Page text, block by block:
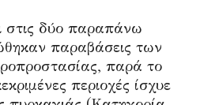
στις δύο παραπάνω
παραβάσεις των
παρά το
περιοχές ίσχυε